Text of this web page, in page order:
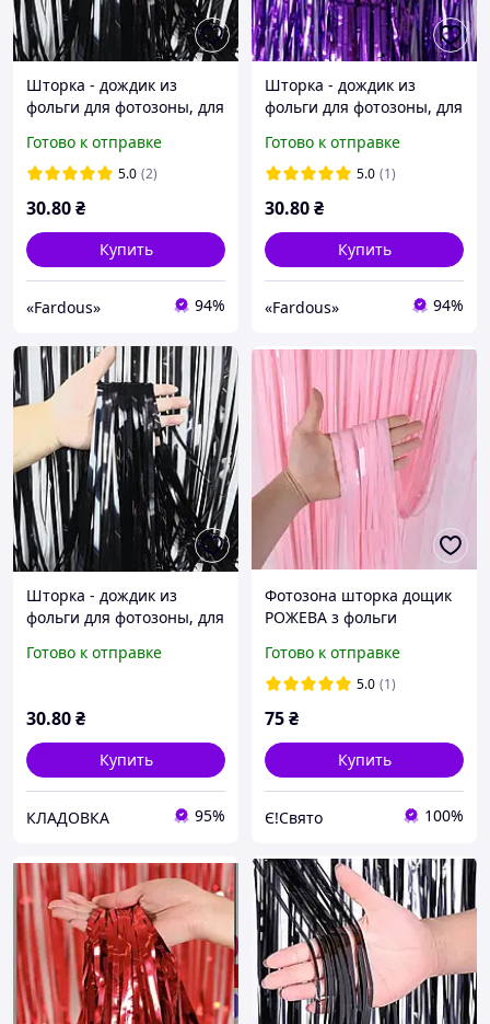
Шторка - дождик из
фольги для фотозоны, для
Черная
Готово к отправке
5.0 (2)
30.80₴
Купить
«Fardous» 94%
Шторка - дождик из
фольги для фотозоны, для
Фиолетовая
Готово к отправке
5.0 (1)
30.80₴
Купить
«Fardous» 94%
Шторка - дождик из
фольги для фотозоны, для
Черная, Кладовка
Готово к отправке
30.80₴
Купить
КЛАДОВКА 95%
Фотозона шторка дощик
РОЖЕВА з фольги
Готово к отправке
5.0 (1)
75₴
Купить
Є!Свято 100%